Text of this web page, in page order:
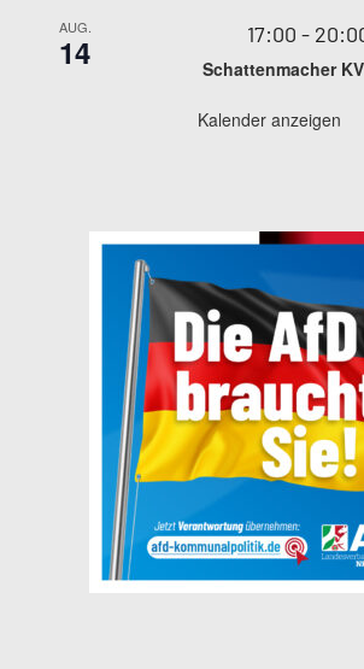
AUG.
14 17:00 -
Schattenmacher
Kalender anzeigen